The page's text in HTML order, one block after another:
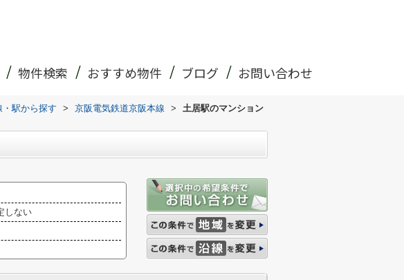
物件検索 おすすめ物件 ブログ お問い合わせ
駅から探す > 京阪電気鉄道京阪本線 >
土居駅のマンション
しない